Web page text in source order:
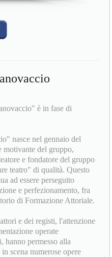
è in fase di
nasce nel gennaio del
motivante del gruppo,
e fondatore del gruppo
teatro" di qualità. Questo
ad essere perseguito
e perfezionamento, fra
di Formazione Attoriale.
e dei registi, l'attenzione
operate
hanno permesso alla
scena numerose opere